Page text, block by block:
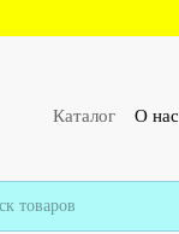
Каталог О нас